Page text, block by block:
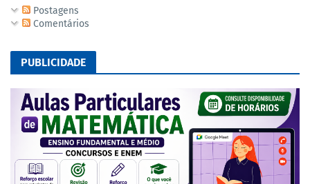
Postagens
Comentários
PUBLICIDADE